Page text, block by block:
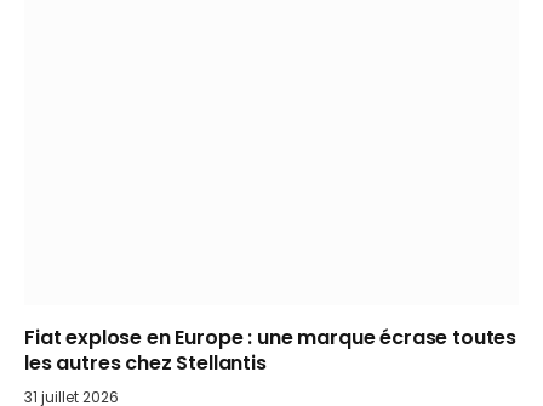
Fiat explose en Europe : une marque écrase toutes
les autres chez Stellantis
31 juillet 2026